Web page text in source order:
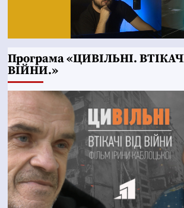
Програма «ЦИВІЛЬНІ.
ВІЙНИ.»